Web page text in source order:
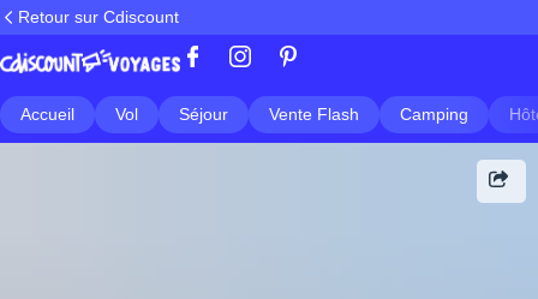
Retour sur Cdiscount
Accueil Vol Séjour Vente Flash Camping